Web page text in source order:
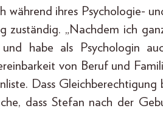
während ihres Psychologie-
zuständig. „Nachdem ich
habe als Psychologin
von Beruf und
Dass
dass Stefan nach der